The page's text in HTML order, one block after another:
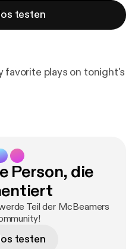
testen
favorite plays on tonight's
Person, die
Teil der McBeamers
testen